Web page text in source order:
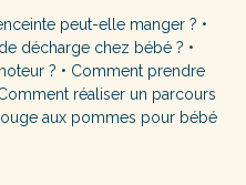
peut-elle manger ? •
décharge chez bébé ? •
? • Comment prendre
réaliser un parcours
aux pommes pour bébé